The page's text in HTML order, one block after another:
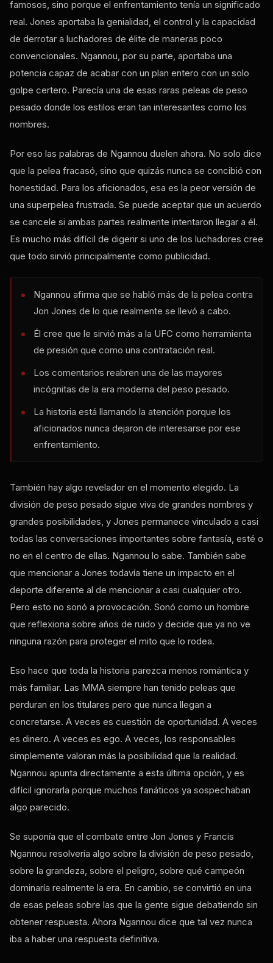
famosos, sino porque el enfrentamiento tenía un significado
real. Jones aportaba la genialidad, el control y la capacidad
de derrotar a luchadores de élite de maneras poco
convencionales. Ngannou, por su parte, aportaba una
potencia capaz de acabar con un plan entero con un solo
golpe certero. Parecía una de esas raras peleas de peso
pesado donde los estilos eran tan interesantes como los
nombres.
Por eso las palabras de Ngannou duelen ahora. No solo dice
que la pelea fracasó, sino que quizás nunca se concibió con
honestidad. Para los aficionados, esa es la peor versión de
una superpelea frustrada. Se puede aceptar que un acuerdo
se cancele si ambas partes realmente intentaron llegar a él.
Es mucho más difícil de digerir si uno de los luchadores cree
que todo sirvió principalmente como publicidad.
Ngannou afirma que se habló más de la pelea contra
Jon Jones de lo que realmente se llevó a cabo.
Él cree que le sirvió más a la UFC como herramienta
de presión que como una contratación real.
Los comentarios reabren una de las mayores
incógnitas de la era moderna del peso pesado.
La historia está llamando la atención porque los
aficionados nunca dejaron de interesarse por ese
enfrentamiento.
También hay algo revelador en el momento elegido. La
división de peso pesado sigue viva de grandes nombres y
grandes posibilidades, y Jones permanece vinculado a casi
todas las conversaciones importantes sobre fantasía, esté o
no en el centro de ellas. Ngannou lo sabe. También sabe
que mencionar a Jones todavía tiene un impacto en el
deporte diferente al de mencionar a casi cualquier otro.
Pero esto no sonó a provocación. Sonó como un hombre
que reflexiona sobre años de ruido y decide que ya no ve
ninguna razón para proteger el mito que lo rodea.
Eso hace que toda la historia parezca menos romántica y
más familiar. Las MMA siempre han tenido peleas que
perduran en los titulares pero que nunca llegan a
concretarse. A veces es cuestión de oportunidad. A veces
es dinero. A veces es ego. A veces, los responsables
simplemente valoran más la posibilidad que la realidad.
Ngannou apunta directamente a esta última opción, y es
difícil ignorarla porque muchos fanáticos ya sospechaban
algo parecido.
Se suponía que el combate entre Jon Jones y Francis
Ngannou resolvería algo sobre la división de peso pesado,
sobre la grandeza, sobre el peligro, sobre qué campeón
dominaría realmente la era. En cambio, se convirtió en una
de esas peleas sobre las que la gente sigue debatiendo sin
obtener respuesta. Ahora Ngannou dice que tal vez nunca
iba a haber una respuesta definitiva.